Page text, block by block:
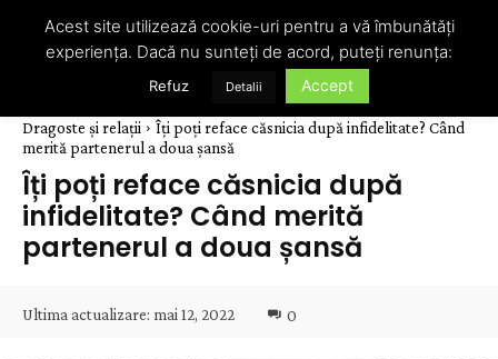
Dragoste și relații
Îți poți reface căsnicia după infidelitate? Când
merită partenerul a doua șansă
Îți poți reface căsnicia după
infidelitate? Când merită
partenerul a doua șansă
Ultima actualizare: mai 12, 2022 0
Acest site utilizează cookie-uri pentru a vă îmbunătăți
experiența. Dacă nu sunteți de acord, puteți renunța:
Refuz Detalii Accept